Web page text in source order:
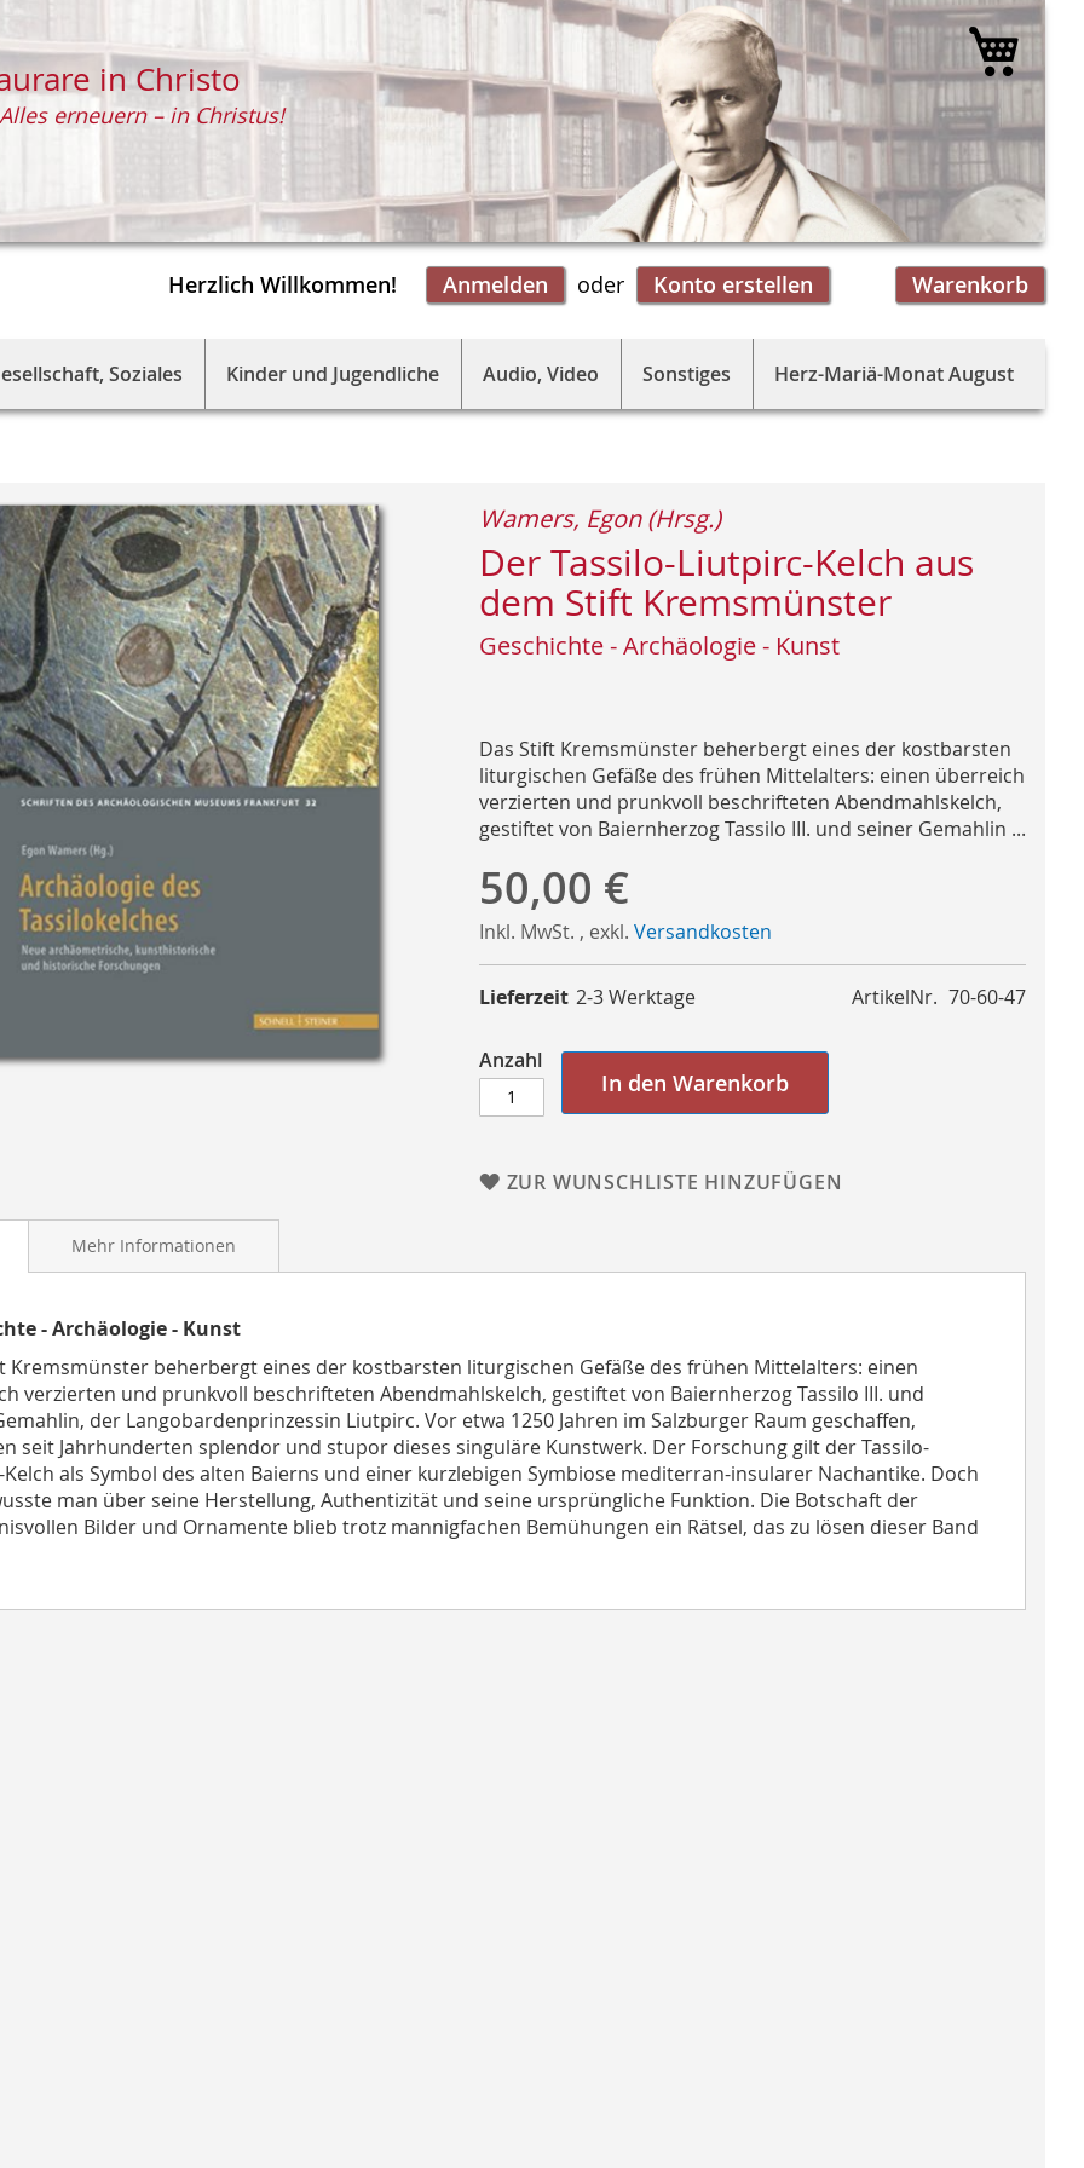
Herzlich Willkommen! Anmelden Warenkorb
Konto erstellen
in Christo
Alles erneuern – in Christus!
Mein
Soziales Kinder und Jugendliche Audio, Video Sonstiges Herz-Mariä-Monat August
Der Tassilo-Liutpirc-Kelch aus
dem Stift Kremsmünster
Geschichte - Archäologie - Kunst
Wamers, Egon (Hrsg.)
Das Stift Kremsmünster beherbergt eines der kostbarsten
liturgischen Gefäße des frühen Mittelalters: einen überreich
verzierten und prunkvoll beschrifteten Abendmahlskelch,
gestiftet von Baiernherzog Tassilo III. und seiner Gemahlin ...
50,00 €
Inkl. MwSt. , exkl. Versandkosten
ArtikelNr. 70-60-47
Lieferzeit 2-3 Werktage
Anzahl
In den Warenkorb
ZUR WUNSCHLISTE HINZUFÜGEN
- Archäologie - Kunst
Kremsmünster beherbergt eines der kostbarsten liturgischen Gefäße des frühen Mittelalters: einen
verzierten und prunkvoll beschrifteten Abendmahlskelch, gestiftet von Baiernherzog Tassilo III. und
der Langobardenprinzessin Liutpirc. Vor etwa 1250 Jahren im Salzburger Raum geschaffen,
seit Jahrhunderten splendor und stupor dieses singuläre Kunstwerk. Der Forschung gilt der Tassilo-
als Symbol des alten Baierns und einer kurzlebigen Symbiose mediterran-insularer Nachantike. Doch
man über seine Herstellung, Authentizität und seine ursprüngliche Funktion. Die Botschaft der
Bilder und Ornamente blieb trotz mannigfachen Bemühungen ein Rätsel, das zu lösen dieser Band
Mehr Informationen